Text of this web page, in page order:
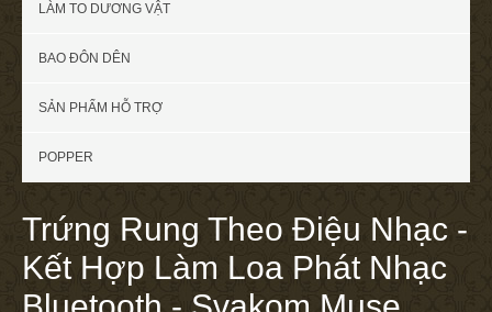
LÀM TO DƯƠNG VẬT
BAO ĐÔN DÊN
SẢN PHẨM HỖ TRỢ
POPPER
Trứng Rung Theo Điệu Nhạc -
Kết Hợp Làm Loa Phát Nhạc